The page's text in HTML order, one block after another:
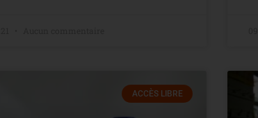
ACCÈS LIBRE